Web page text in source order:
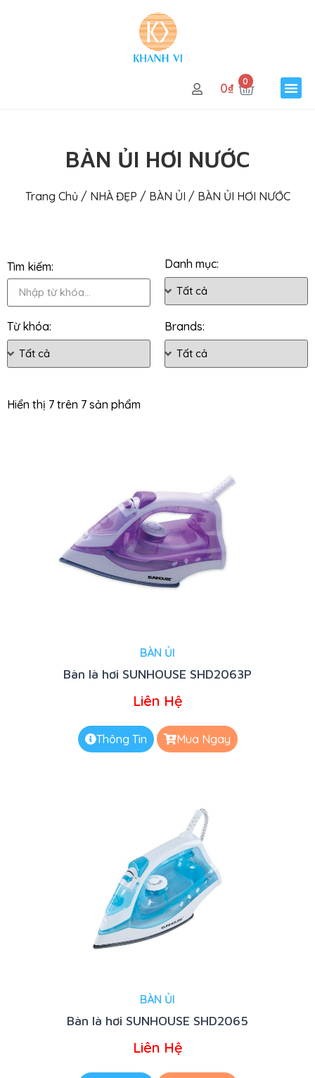
0₫ 0
BÀN ỦI HƠI NƯỚC
Trang Chủ / NHÀ ĐẸP / BÀN ỦI / BÀN ỦI HƠI NƯỚC
Tìm kiếm: Danh mục:
Từ khóa: Brands:
Hiển thị 7 trên 7 sản phẩm
BÀN ỦI
Bàn là hơi SUNHOUSE SHD2063P
Liên Hệ
Thông Tin Mua Ngay
BÀN ỦI
Bàn là hơi SUNHOUSE SHD2065
Liên Hệ